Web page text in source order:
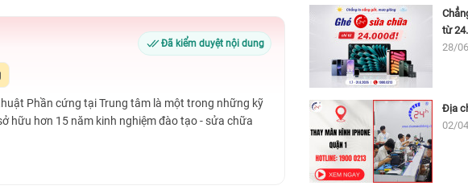
Đã kiểm duyệt nội dung
Phần cứng tại Trung tâm là một trong những kỹ
hữu hơn 15 năm kinh nghiệm đào tạo - sửa chữa
từ
28/
Địa
02/